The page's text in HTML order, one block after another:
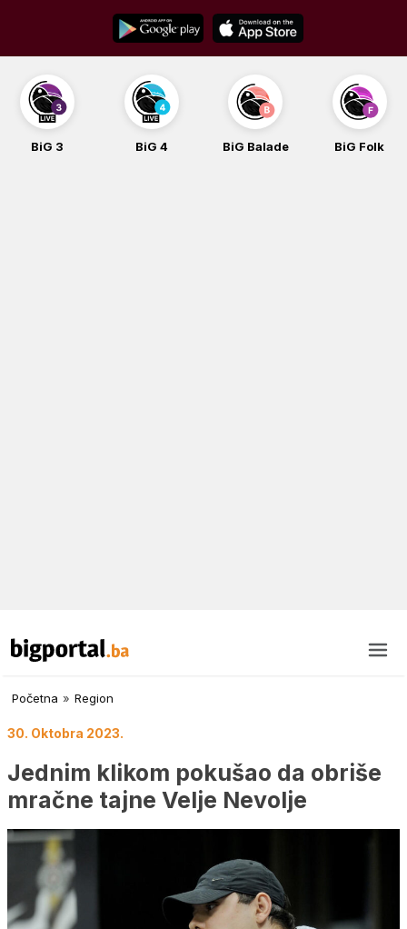
content
BiG 3 BiG 4 BiG Balade BiG Folk
Početna » Region
30. Oktobra 2023.
Jednim klikom pokušao da obriše
mračne tajne Velje Nevolje